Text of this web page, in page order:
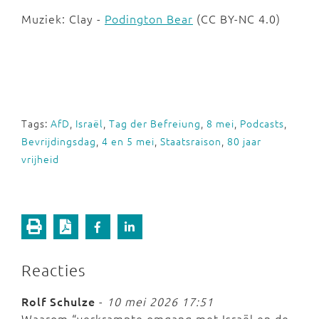
Muziek: Clay - Podington Bear (CC BY-NC 4.0)
Tags: AfD, Israël, Tag der Befreiung, 8 mei, Podcasts,
Bevrijdingsdag, 4 en 5 mei, Staatsraison, 80 jaar
vrijheid
Reacties
Rolf Schulze - 10 mei 2026 17:51